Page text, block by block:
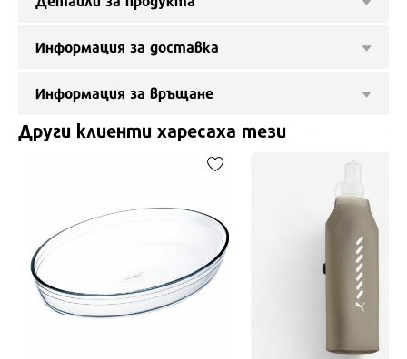
Информация за доставка
Информация за връщане
Други клиенти харесаха тези